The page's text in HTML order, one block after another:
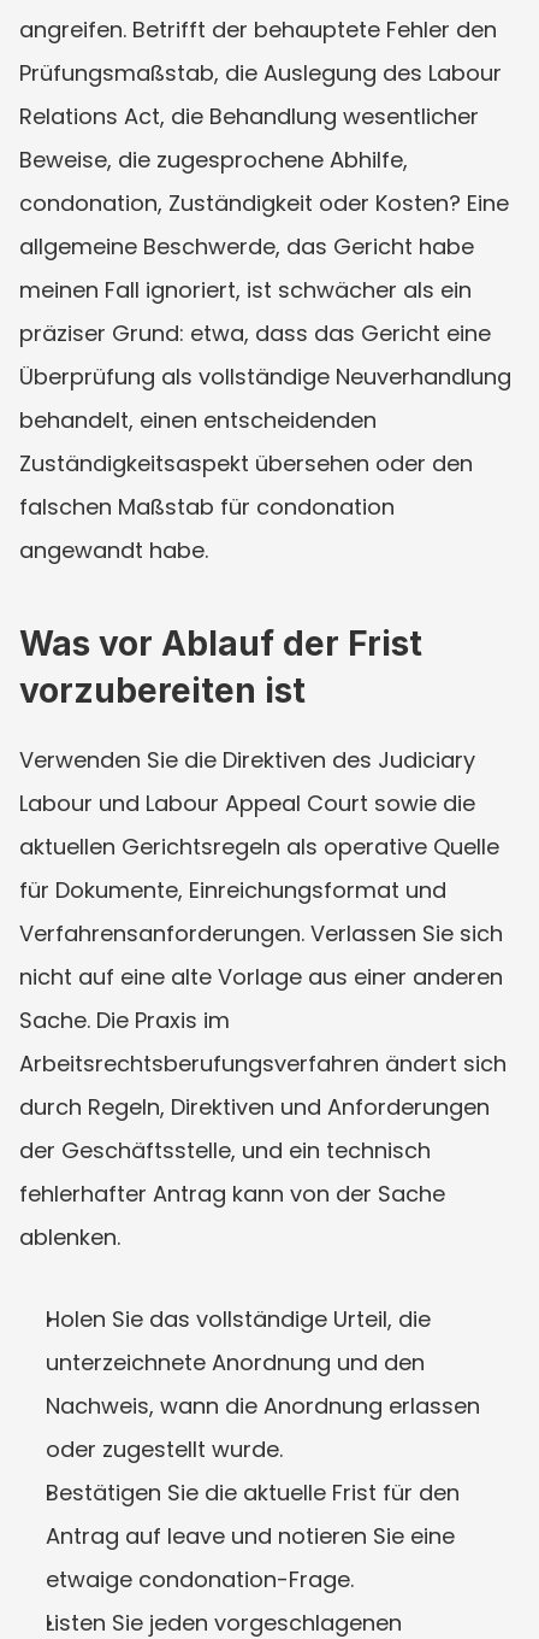
angreifen. Betrifft der behauptete Fehler den
Prüfungsmaßstab, die Auslegung des Labour
Relations Act, die Behandlung wesentlicher
Beweise, die zugesprochene Abhilfe,
condonation, Zuständigkeit oder Kosten? Eine
allgemeine Beschwerde, das Gericht habe
meinen Fall ignoriert, ist schwächer als ein
präziser Grund: etwa, dass das Gericht eine
Überprüfung als vollständige Neuverhandlung
behandelt, einen entscheidenden
Zuständigkeitsaspekt übersehen oder den
falschen Maßstab für condonation
angewandt habe.
Was vor Ablauf der Frist
vorzubereiten ist
Verwenden Sie die Direktiven des Judiciary
Labour und Labour Appeal Court sowie die
aktuellen Gerichtsregeln als operative Quelle
für Dokumente, Einreichungsformat und
Verfahrensanforderungen. Verlassen Sie sich
nicht auf eine alte Vorlage aus einer anderen
Sache. Die Praxis im
Arbeitsrechtsberufungsverfahren ändert sich
durch Regeln, Direktiven und Anforderungen
der Geschäftsstelle, und ein technisch
fehlerhafter Antrag kann von der Sache
ablenken.
Holen Sie das vollständige Urteil, die
unterzeichnete Anordnung und den
Nachweis, wann die Anordnung erlassen
oder zugestellt wurde.
Bestätigen Sie die aktuelle Frist für den
Antrag auf leave und notieren Sie eine
etwaige condonation-Frage.
Listen Sie jeden vorgeschlagenen